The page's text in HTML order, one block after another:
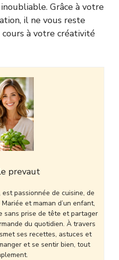
Grâce à votre
il ne vous reste
cours à votre créativité
prevaut
est passionnée de cuisine, de
et maman d’un enfant,
sans prise de tête et partager
du quotidien. À travers
ses recettes, astuces et
et se sentir bien, tout